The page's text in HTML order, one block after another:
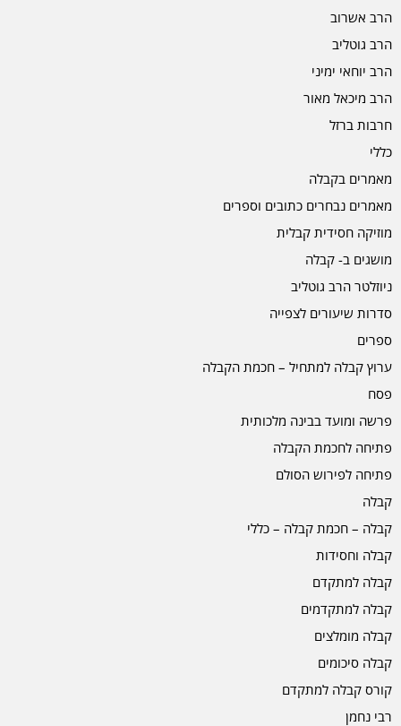
הרב אשרוב
הרב גוטליב
הרב יוחאי ימיני
הרב מיכאל מאור
חרבות ברזל
כללי
מאמרים בקבלה
מאמרים נבחרים כתובים וספרים
מוזיקה חסידית קבלית
מושגים ב- קבלה
ניוזלטר הרב גוטליב
סדרות שיעורים לצפייה
ספרים
ערוץ קבלה למתחיל – חכמת הקבלה
פסח
פרשה ומועד בבינה מלכותית
פתיחה לחכמת הקבלה
פתיחה לפירוש הסולם
קבלה
קבלה – חכמת קבלה – כללי
קבלה וחסידות
קבלה למתקדם
קבלה למתקדמים
קבלה מומלצים
קבלה סיכומים
קורס קבלה למתקדם
רבי נחמן